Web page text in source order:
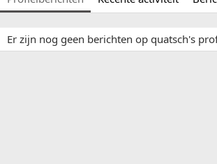
Er zijn nog geen berichten op quatsch's